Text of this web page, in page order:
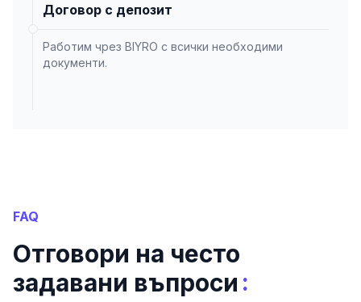
Договор с депозит
Работим чрез BIYRO с всички необходими
документи.
FAQ
Отговори на често
задавани въпроси :